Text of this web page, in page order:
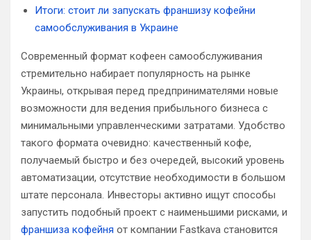
Итоги: стоит ли запускать франшизу кофейни
самообслуживания в Украине
Современный формат кофеен самообслуживания
стремительно набирает популярность на рынке
Украины, открывая перед предпринимателями новые
возможности для ведения прибыльного бизнеса с
минимальными управленческими затратами. Удобство
такого формата очевидно: качественный кофе,
получаемый быстро и без очередей, высокий уровень
автоматизации, отсутствие необходимости в большом
штате персонала. Инвесторы активно ищут способы
запустить подобный проект с наименьшими рисками, и
франшиза кофейня от компании Fastkava становится